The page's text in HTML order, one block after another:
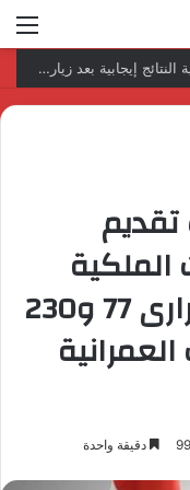
رئيس المكتب التنفيذي للمجلس العربي للاختصاصات الصحية يبحث مع الأمين العام لجامعة الدول العربية تعزيز التعاون لتطوير النظم الصحية العربية
تقديم
للأراضي داخل حدود قرارى 77 و230
العمرانية
99 دقيقة واحدة